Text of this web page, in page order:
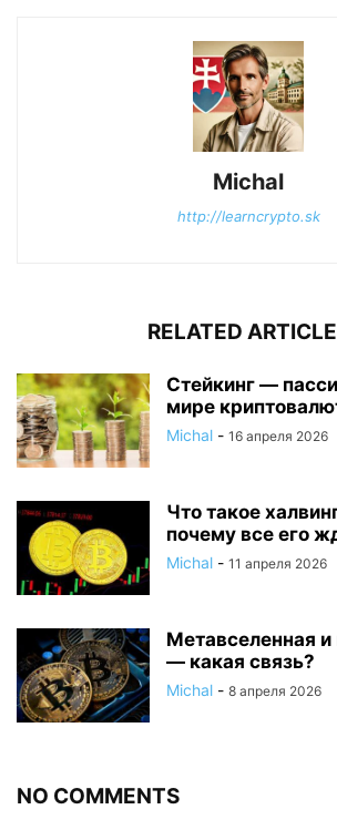
Michal
http://learncrypto.sk
RELATED
Стейкинг —
мире
Michal - 16 апреля 2026
Что такое
почему все его
Michal - 11 апреля 2026
Метавселенная
— какая связь?
Michal - 8 апреля 2026
NO COMMENTS